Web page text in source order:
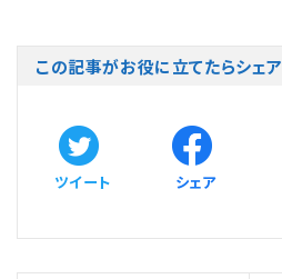
この記事がお役に立てたらシェア
ツイート シェア